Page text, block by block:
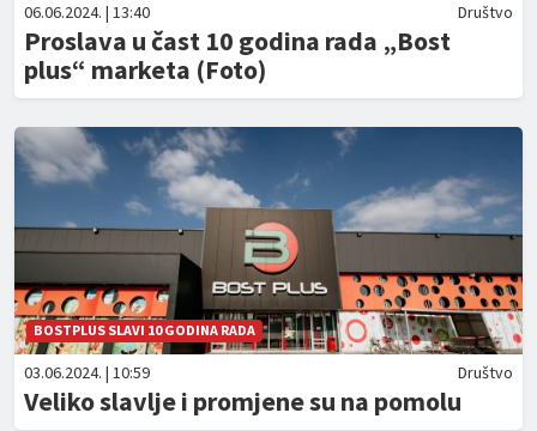
06.06.2024. | 13:40 Društvo
Proslava u čast 10 godina rada „Bost
plus“ marketa (Foto)
BOSTPLUS SLAVI 10 GODINA RADA
03.06.2024. | 10:59 Društvo
Veliko slavlje i promjene su na pomolu